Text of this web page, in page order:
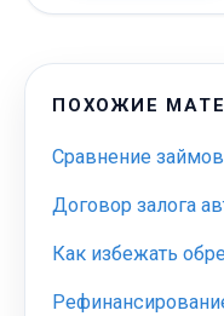
ПОХОЖИЕ
Сравнение
Договор залога
Как избежать